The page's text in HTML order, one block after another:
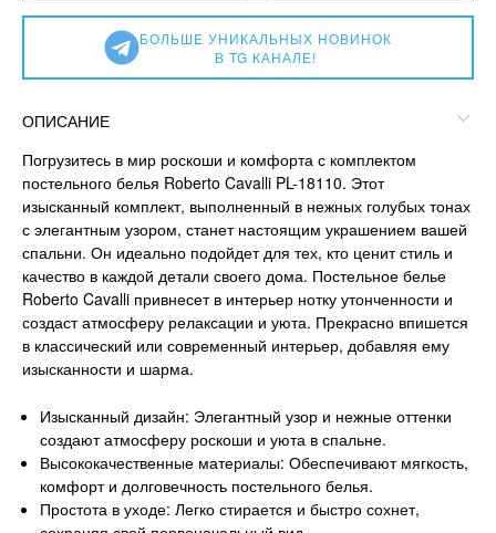
БОЛЬШЕ УНИКАЛЬНЫХ НОВИНОК
В TG КАНАЛЕ!
ОПИСАНИЕ
Погрузитесь в мир роскоши и комфорта с комплектом
постельного белья Roberto Cavalli PL-18110. Этот
изысканный комплект, выполненный в нежных голубых тонах
с элегантным узором, станет настоящим украшением вашей
спальни. Он идеально подойдет для тех, кто ценит стиль и
качество в каждой детали своего дома. Постельное белье
Roberto Cavalli привнесет в интерьер нотку утонченности и
создаст атмосферу релаксации и уюта. Прекрасно впишется
в классический или современный интерьер, добавляя ему
изысканности и шарма.
Изысканный дизайн: Элегантный узор и нежные оттенки
создают атмосферу роскоши и уюта в спальне.
Высококачественные материалы: Обеспечивают мягкость,
комфорт и долговечность постельного белья.
Простота в уходе: Легко стирается и быстро сохнет,